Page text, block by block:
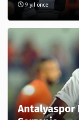
9 yıl önce
Antalyaspor